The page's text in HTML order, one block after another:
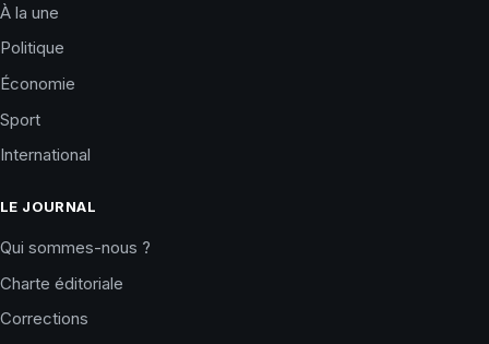
À la une
Politique
Économie
Sport
International
LE JOURNAL
Qui sommes-nous ?
Charte éditoriale
Corrections